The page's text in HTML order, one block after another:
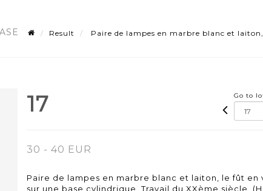
Result
Paire de lampes en marbre blanc et
17 Go to
30 - 40 EUR
Paire de lampes en marbre blanc et laiton, le fût en
sur une base cylindrique. Travail du XXème siècle.